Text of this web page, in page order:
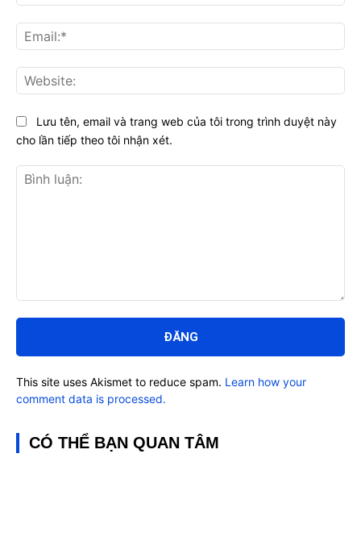
luận:
Lưu tên, email và trang web của tôi trong trình duyệt này
cho lần tiếp theo tôi nhận xét.
This site uses Akismet to reduce spam. Learn how your
comment data is processed.
CÓ THỂ BẠN QUAN TÂM